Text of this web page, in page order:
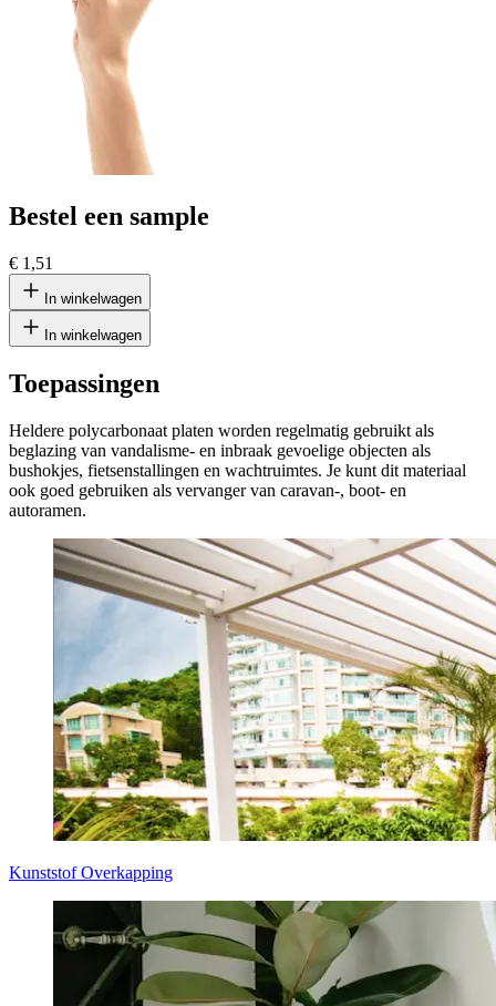
Bestel een sample
€ 1,51
In winkelwagen
In winkelwagen
Toepassingen
Heldere polycarbonaat platen worden regelmatig gebruikt als
beglazing van vandalisme- en inbraak gevoelige objecten als
bushokjes, fietsenstallingen en wachtruimtes. Je kunt dit materiaal
ook goed gebruiken als vervanger van caravan-, boot- en
autoramen.
Kunststof Overkapping